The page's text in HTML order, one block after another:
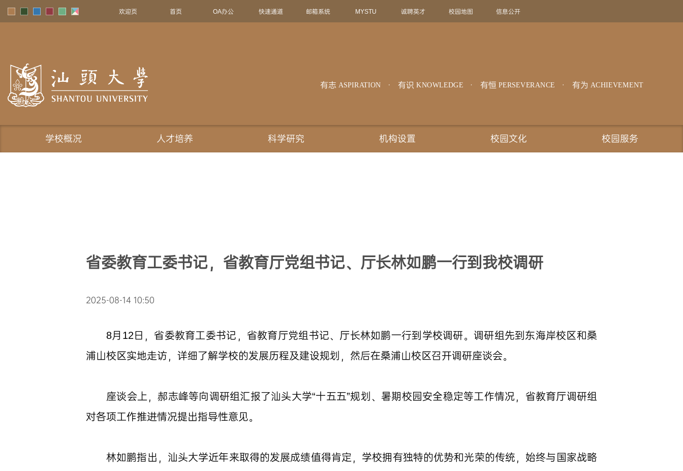
欢迎页 首页 OA办公 快速通道 邮箱系统 MYSTU 诚聘英才 校园地图 信息公开
有志 ASPIRATION 有识 KNOWLEDGE 有恒 PERSEVERANCE 有为 ACHIEVEMENT
学校概况 人才培养 科学研究 机构设置 校园文化 校园服务
省委教育工委书记，省教育厅党组书记、厅长林如鹏一行到我校调研
2025-08-14 10:50
8月12日，省委教育工委书记，省教育厅党组书记、厅长林如鹏一行到学校调研。调研组先到东海岸校区和桑
浦山校区实地走访，详细了解学校的发展历程及建设规划，然后在桑浦山校区召开调研座谈会。
座谈会上，郝志峰等向调研组汇报了汕头大学“十五五”规划、暑期校园安全稳定等工作情况，省教育厅调研组
对各项工作推进情况提出指导性意见。
林如鹏指出，汕头大学近年来取得的发展成绩值得肯定，学校拥有独特的优势和光荣的传统，始终与国家战略